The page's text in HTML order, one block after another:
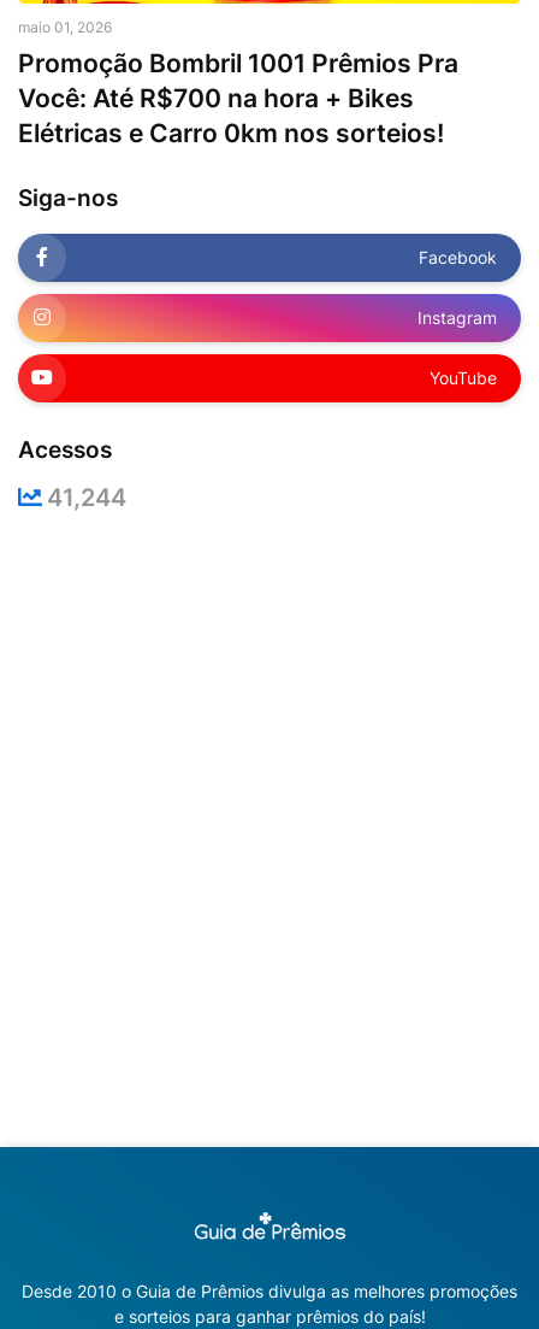
maio 01, 2026
Promoção Bombril 1001 Prêmios Pra
Você: Até R$700 na hora + Bikes
Elétricas e Carro 0km nos sorteios!
Siga-nos
Facebook
Instagram
YouTube
Acessos
41,244
Desde 2010 o Guia de Prêmios divulga as melhores promoções
e sorteios para ganhar prêmios do país!